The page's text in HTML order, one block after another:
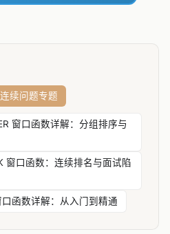
连续问题专题
窗口函数详解：分组排序与
窗口函数：连续排名与面试陷
函数详解：从入门到精通